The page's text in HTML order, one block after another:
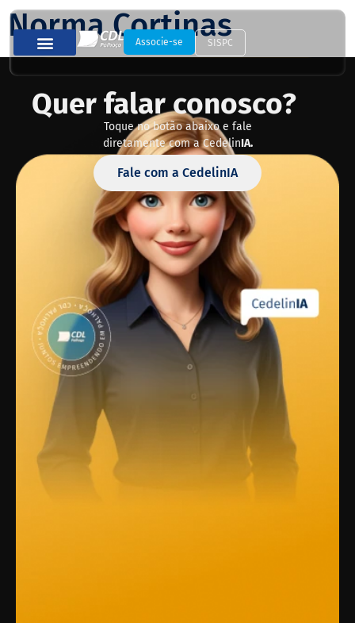
Associe-se SISPC
Norma Cortinas
Quer falar conosco?
Toque no botão abaixo e fale
diretamente com a CedelinIA.
Fale com a CedelinIA